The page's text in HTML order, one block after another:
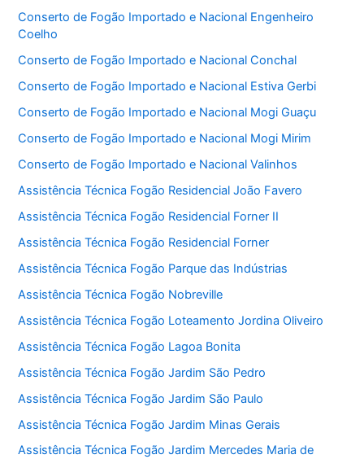
Conserto de Fogão Importado e Nacional Engenheiro
Coelho
Conserto de Fogão Importado e Nacional Conchal
Conserto de Fogão Importado e Nacional Estiva Gerbi
Conserto de Fogão Importado e Nacional Mogi Guaçu
Conserto de Fogão Importado e Nacional Mogi Mirim
Conserto de Fogão Importado e Nacional Valinhos
Assistência Técnica Fogão Residencial João Favero
Assistência Técnica Fogão Residencial Forner II
Assistência Técnica Fogão Residencial Forner
Assistência Técnica Fogão Parque das Indústrias
Assistência Técnica Fogão Nobreville
Assistência Técnica Fogão Loteamento Jordina Oliveiro
Assistência Técnica Fogão Lagoa Bonita
Assistência Técnica Fogão Jardim São Pedro
Assistência Técnica Fogão Jardim São Paulo
Assistência Técnica Fogão Jardim Minas Gerais
Assistência Técnica Fogão Jardim Mercedes Maria de